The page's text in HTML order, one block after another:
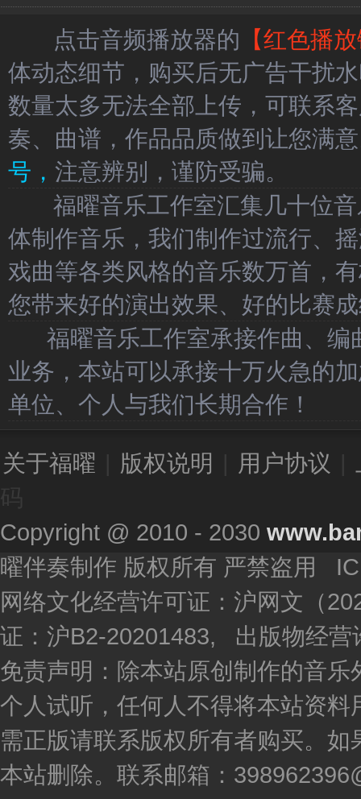
点击音频播放器的 【红色播
体动态细节，购买后无广告干扰
数量太多无法全部上传，可联系
奏、曲谱，作品品质做到让您满
号， 注意辨别，谨防受骗。
福曜音乐工作室汇集几十位音
体制作音乐，我们制作过流行、
戏曲等各类风格的音乐数万首，
您带来好的演出效果、好的比赛
福曜音乐工作室承接作曲、编
业务，本站可以承接十万火急的
单位、个人与我们长期合作！
关于福曜 版权说明 用户协议
Copyright @ 2010 - 2030
曜伴奏制作 版权所有 严禁盗用
网络文化经营许可证：沪网文（
证：沪B2-20201483, 出版物经营
免责声明：除本站原创制作的音
个人试听，任何人不得将本站资
需正版请联系版权所有者购买。
本站删除。联系邮箱：